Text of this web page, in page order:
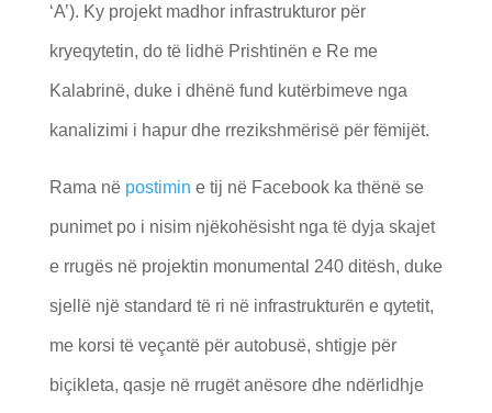
‘A’). Ky projekt madhor infrastrukturor për
kryeqytetin, do të lidhë Prishtinën e Re me
Kalabrinë, duke i dhënë fund kutërbimeve nga
kanalizimi i hapur dhe rrezikshmërisë për fëmijët.
Rama në postimin e tij në Facebook ka thënë se
punimet po i nisim njëkohësisht nga të dyja skajet
e rrugës në projektin monumental 240 ditësh, duke
sjellë një standard të ri në infrastrukturën e qytetit,
me korsi të veçantë për autobusë, shtigje për
biçikleta, qasje në rrugët anësore dhe ndërlidhje